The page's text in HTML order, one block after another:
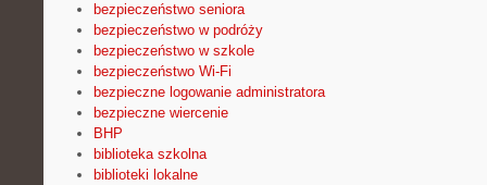
bezpieczeństwo seniora
bezpieczeństwo w podróży
bezpieczeństwo w szkole
bezpieczeństwo Wi-Fi
bezpieczne logowanie administratora
bezpieczne wiercenie
BHP
biblioteka szkolna
biblioteki lokalne